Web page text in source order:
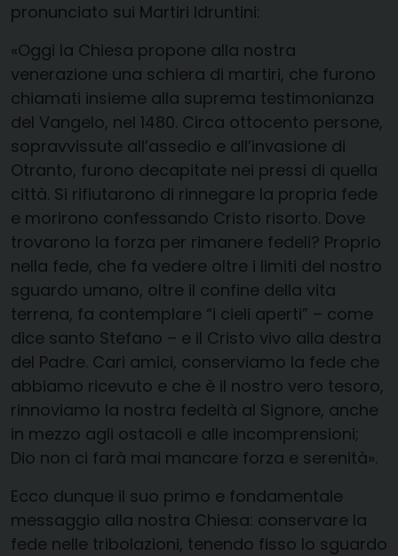
pronunciato sui Martiri Idruntini:
«Oggi la Chiesa propone alla nostra
venerazione una schiera di martiri, che furono
chiamati insieme alla suprema testimonianza
del Vangelo, nel 1480. Circa ottocento persone,
sopravvissute all’assedio e all’invasione di
Otranto, furono decapitate nei pressi di quella
città. Si rifiutarono di rinnegare la propria fede
e morirono confessando Cristo risorto. Dove
trovarono la forza per rimanere fedeli? Proprio
nella fede, che fa vedere oltre i limiti del nostro
sguardo umano, oltre il confine della vita
terrena, fa contemplare “i cieli aperti” – come
dice santo Stefano – e il Cristo vivo alla destra
del Padre. Cari amici, conserviamo la fede che
abbiamo ricevuto e che è il nostro vero tesoro,
rinnoviamo la nostra fedeltà al Signore, anche
in mezzo agli ostacoli e alle incomprensioni;
Dio non ci farà mai mancare forza e serenità».
Ecco dunque il suo primo e fondamentale
messaggio alla nostra Chiesa: conservare la
fede nelle tribolazioni, tenendo fisso lo sguardo